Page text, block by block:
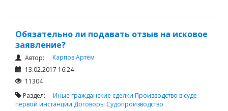
Обязательно ли подавать отзыв на исковое
заявление?
Автор:
Карпов Артём
13.02.2017 16:24
11304
Раздел: Иные гражданские сделки Производство в суде
первой инстанции Договоры Судопроизводство